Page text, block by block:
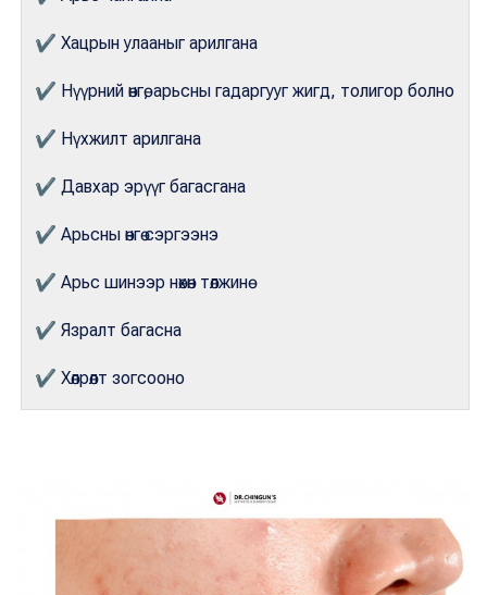
✔Хацрын улааныг арилгана
✔ Нүүрний өнгө, арьсны гадаргууг жигд, толигор болно
✔ Нүхжилт арилгана
✔Давхар эрүүг багасгана
✔ Арьсны өнгө сэргээнэ
✔ Арьс шинээр нөхөн төлжинө
✔Язралт багасна
✔Хөлрөлт зогсооно